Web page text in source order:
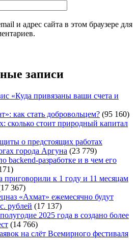
и адрес сайта в этом браузере для
записи
«Куда привязаны ваши счета и
как стать добровольцем? (95 160)
сколько стоит природный капитал
о предстоящих работах
города Аргуна (23 779)
backend-разработке и в чем его
к 1 году и 11 месяцам
367)
«Ахмат» ежемесячно будут
рублей (17 137)
2025 года в создано более
(14 766)
на слёт Всемирного фестиваля